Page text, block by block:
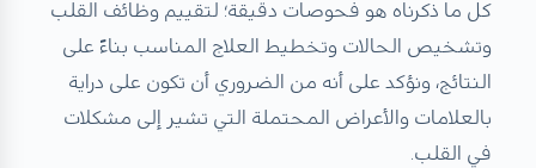
كل ما ذكرناه هو فحوصات دقيقة؛ لتقييم وظائف القلب
وتشخيص الحالات وتخطيط العلاج المناسب بناءً على
النتائج، ونؤكد على أنه من الضروري أن تكون على دراية
بالعلامات والأعراض المحتملة التي تشير إلى مشكلات
في القلب.